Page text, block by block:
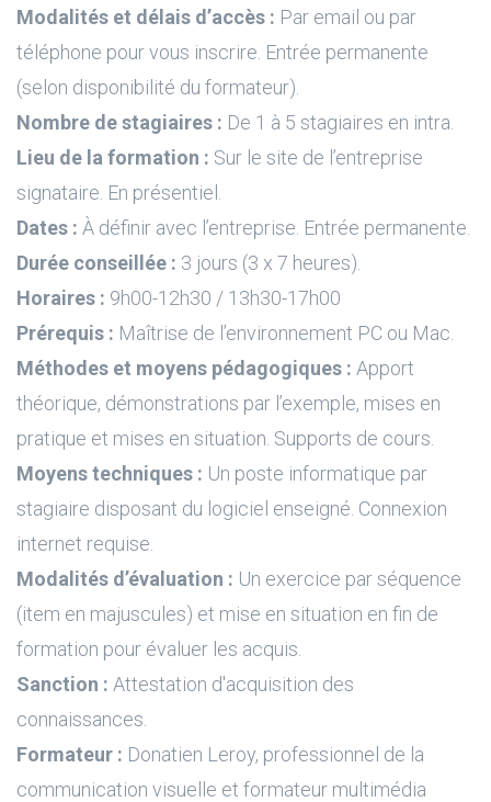
Modalités et délais d’accès : Par email ou par
téléphone pour vous inscrire. Entrée permanente
(selon disponibilité du formateur).
Nombre de stagiaires : De 1 à 5 stagiaires en intra.
Lieu de la formation : Sur le site de l’entreprise
signataire. En présentiel.
Dates : À définir avec l’entreprise. Entrée permanente.
Durée conseillée : 3 jours (3 x 7 heures).
Horaires : 9h00-12h30 / 13h30-17h00
Prérequis : Maîtrise de l’environnement PC ou Mac.
Méthodes et moyens pédagogiques : Apport
théorique, démonstrations par l’exemple, mises en
pratique et mises en situation. Supports de cours.
Moyens techniques : Un poste informatique par
stagiaire disposant du logiciel enseigné. Connexion
internet requise.
Modalités d’évaluation : Un exercice par séquence
(item en majuscules) et mise en situation en fin de
formation pour évaluer les acquis.
Sanction : Attestation d'acquisition des
connaissances.
Formateur : Donatien Leroy, professionnel de la
communication visuelle et formateur multimédia